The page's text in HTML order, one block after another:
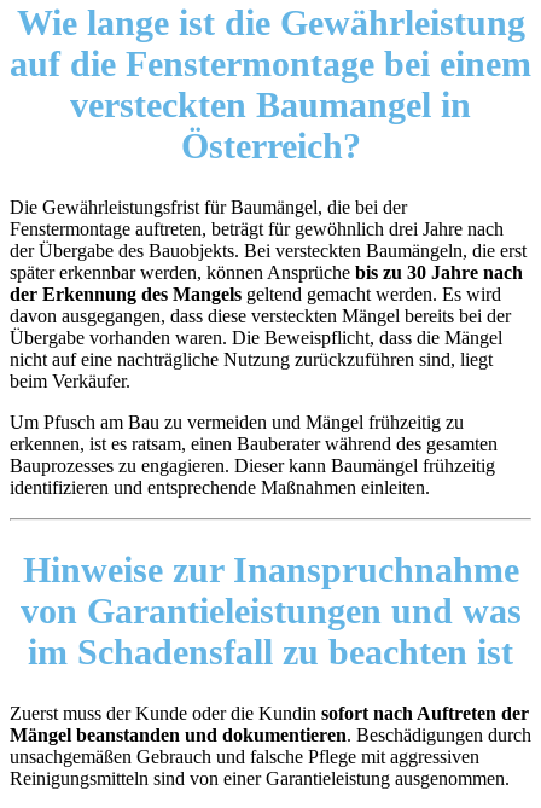
Wie lange ist die Gewährleistung
auf die Fenstermontage bei einem
versteckten Baumangel in
Österreich?
Die Gewährleistungsfrist für Baumängel, die bei der
Fenstermontage auftreten, beträgt für gewöhnlich drei Jahre nach
der Übergabe des Bauobjekts. Bei versteckten Baumängeln, die erst
später erkennbar werden, können Ansprüche bis zu 30 Jahre nach
der Erkennung des Mangels geltend gemacht werden. Es wird
davon ausgegangen, dass diese versteckten Mängel bereits bei der
Übergabe vorhanden waren. Die Beweispflicht, dass die Mängel
nicht auf eine nachträgliche Nutzung zurückzuführen sind, liegt
beim Verkäufer.
Um Pfusch am Bau zu vermeiden und Mängel frühzeitig zu
erkennen, ist es ratsam, einen Bauberater während des gesamten
Bauprozesses zu engagieren. Dieser kann Baumängel frühzeitig
identifizieren und entsprechende Maßnahmen einleiten.
Hinweise zur Inanspruchnahme
von Garantieleistungen und was
im Schadensfall zu beachten ist
Zuerst muss der Kunde oder die Kundin sofort nach Auftreten der
Mängel beanstanden und dokumentieren. Beschädigungen durch
unsachgemäßen Gebrauch und falsche Pflege mit aggressiven
Reinigungsmitteln sind von einer Garantieleistung ausgenommen.